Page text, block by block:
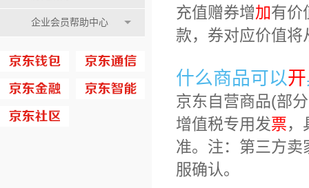
企业会员帮助中心
充值赠券增加有价
款，券对应价值
什么商品可以开
京东自营商品(部
增值税专用发票，
准。注：第三方卖
服确认。